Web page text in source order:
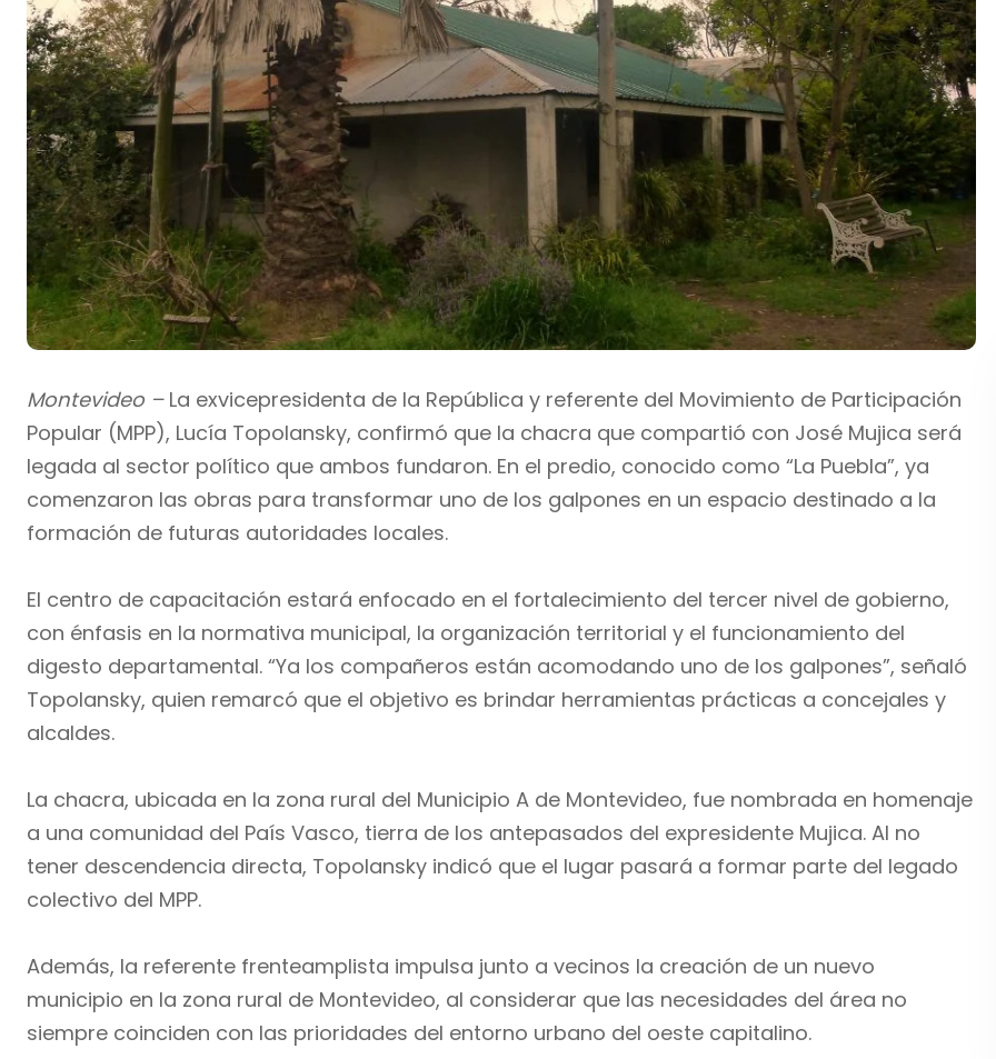
Montevideo –La exvicepresidenta de la República y referente del Movimiento de Participación
Popular (MPP), Lucía Topolansky, confirmó que la chacra que compartió con José Mujica será
legada al sector político que ambos fundaron. En el predio, conocido como “La Puebla”, ya
comenzaron las obras para transformar uno de los galpones en un espacio destinado a la
formación de futuras autoridades locales.
El centro de capacitación estará enfocado en el fortalecimiento del tercer nivel de gobierno,
con énfasis en la normativa municipal, la organización territorial y el funcionamiento del
digesto departamental. “Ya los compañeros están acomodando uno de los galpones”, señaló
Topolansky, quien remarcó que el objetivo es brindar herramientas prácticas a concejales y
alcaldes.
La chacra, ubicada en la zona rural del Municipio A de Montevideo, fue nombrada en homenaje
a una comunidad del País Vasco, tierra de los antepasados del expresidente Mujica. Al no
tener descendencia directa, Topolansky indicó que el lugar pasará a formar parte del legado
colectivo del MPP.
Además, la referente frenteamplista impulsa junto a vecinos la creación de un nuevo
municipio en la zona rural de Montevideo, al considerar que las necesidades del área no
siempre coinciden con las prioridades del entorno urbano del oeste capitalino.